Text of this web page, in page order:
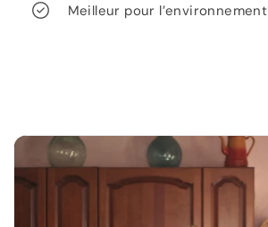
Meilleur pour l’environnement